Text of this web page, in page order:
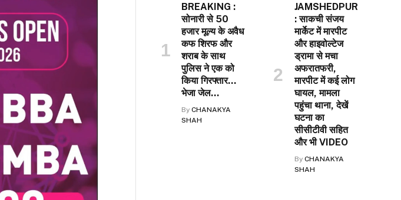
BREAKING :
सोनारी से 50
हजार मूल्य के अवैध
कफ शिरफ और
शराब के साथ
पुलिस ने एक को
किया गिरफ्तार…
भेजा जेल…
By CHANAKYA
SHAH
JAMSHEDPUR
: साकची संजय
मार्केट में मारपीट
और हाइवोल्टेज
ड्रामा से मचा
अफरातफरी,
मारपीट में कई लोग
घायल, मामला
पहुंचा थाना, देखें
घटना का
सीसीटीवी सहित
और भी VIDEO
By CHANAKYA
SHAH